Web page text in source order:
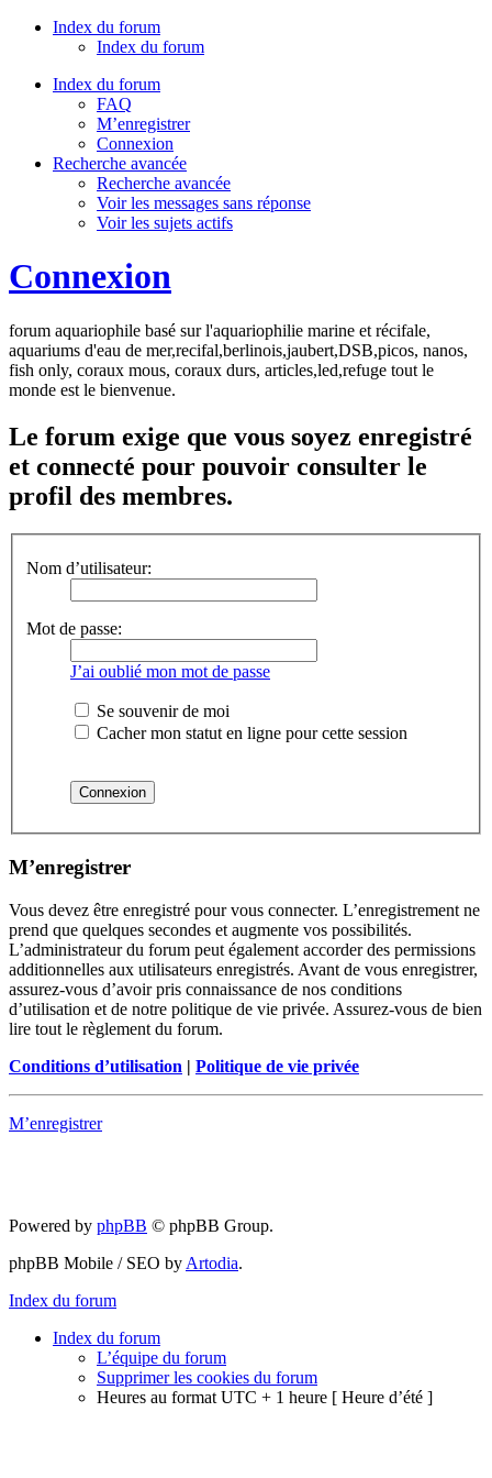
Index du forum
Index du forum
Index du forum
FAQ
M’enregistrer
Connexion
Recherche avancée
Recherche avancée
Voir les messages sans réponse
Voir les sujets actifs
Connexion
forum aquariophile basé sur l'aquariophilie marine et récifale,
aquariums d'eau de mer,recifal,berlinois,jaubert,DSB,picos, nanos,
fish only, coraux mous, coraux durs, articles,led,refuge tout le
monde est le bienvenue.
Le forum exige que vous soyez enregistré
et connecté pour pouvoir consulter le
profil des membres.
Nom d’utilisateur:
Mot de passe:
J’ai oublié mon mot de passe
Se souvenir de moi
Cacher mon statut en ligne pour cette session
M’enregistrer
Vous devez être enregistré pour vous connecter. L’enregistrement ne
prend que quelques secondes et augmente vos possibilités.
L’administrateur du forum peut également accorder des permissions
additionnelles aux utilisateurs enregistrés. Avant de vous enregistrer,
assurez-vous d’avoir pris connaissance de nos conditions
d’utilisation et de notre politique de vie privée. Assurez-vous de bien
lire tout le règlement du forum.
Conditions d’utilisation | Politique de vie privée
M’enregistrer
Powered by phpBB © phpBB Group.
phpBB Mobile / SEO by Artodia.
Index du forum
Index du forum
L’équipe du forum
Supprimer les cookies du forum
Heures au format UTC + 1 heure [ Heure d’été ]